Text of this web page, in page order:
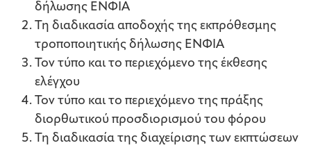
δήλωσης ΕΝΦΙΑ
Τη διαδικασία αποδοχής της εκπρόθεσμης
τροποποιητικής δήλωσης ΕΝΦΙΑ
Τον τύπο και το περιεχόμενο της έκθεσης
ελέγχου
Τον τύπο και το περιεχόμενο της πράξης
διορθωτικού προσδιορισμού του φόρου
Τη διαδικασία της διαχείρισης των εκπτώσεων